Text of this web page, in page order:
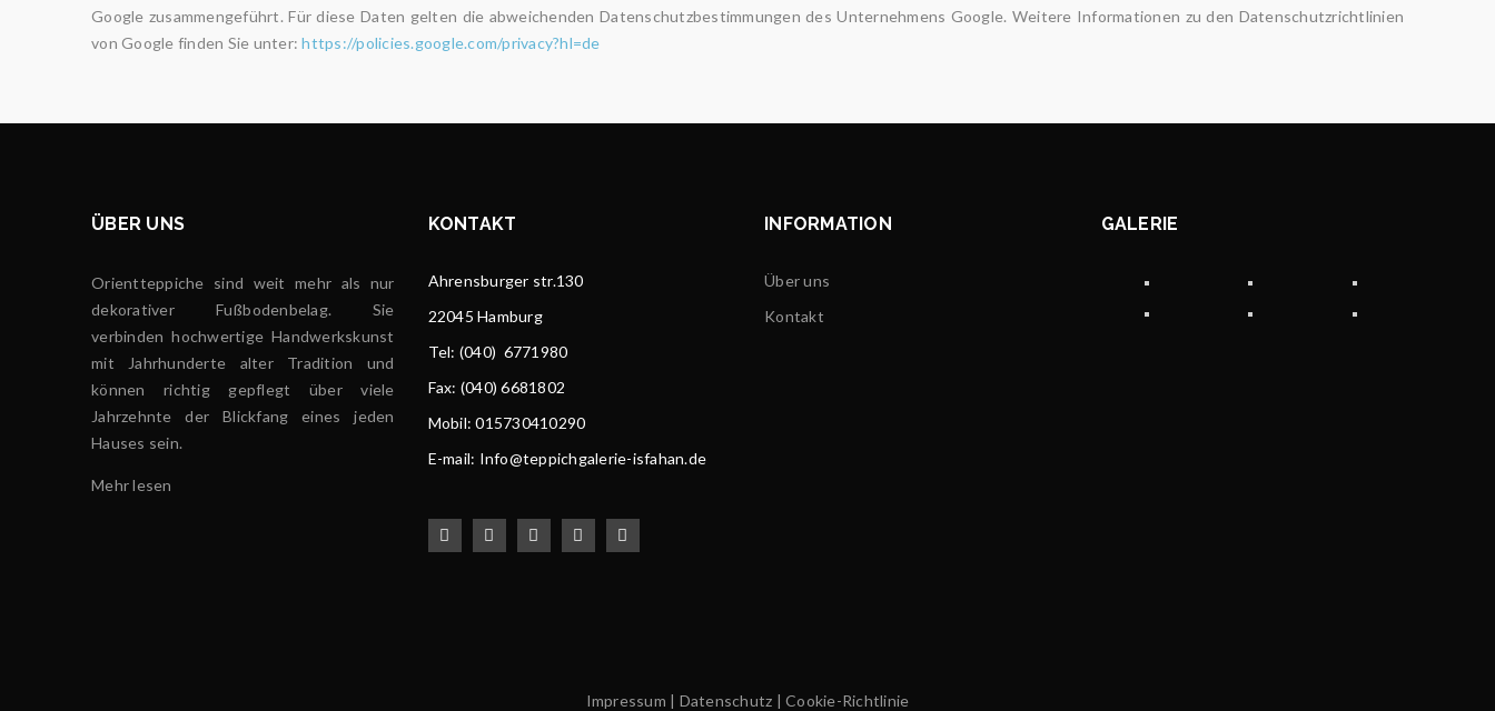
Google zusammengeführt. Für diese Daten gelten die abweichenden Datenschutzbestimmungen des Unternehmens Google. Weitere Informationen zu den Datenschutzrichtlinien
von Google finden Sie unter:https://policies.google.com/privacy?hl=de
ÜBER UNS
Orientteppiche sind weit mehr als nur
dekorativer Fußbodenbelag. Sie
verbinden hochwertige Handwerkskunst
mit Jahrhunderte alter Tradition und
können richtig gepflegt über viele
Jahrzehnte der Blickfang eines jeden
Hauses sein.
Mehr lesen
KONTAKT
Ahrensburger str.130
22045 Hamburg
Tel: (040) 6771980
Fax: (040) 6681802
Mobil: 015730410290
E-mail: Info@teppichgalerie-isfahan.de
INFORMATION
Über uns
Kontakt
GALERIE
Impressum | Datenschutz |Cookie-Richtlinie